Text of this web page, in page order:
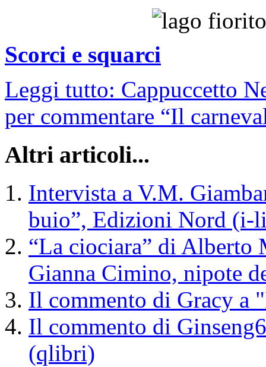
Scorci e squarci
Leggi tutto: Cappuccetto
per commentare “Il
Altri articoli...
Intervista a V.M.
buio”, Edizioni Nord (i-
“La ciociara” di Alberto
Gianna Cimino, nipote
Il commento di Gracy a
Il commento di
(qlibri)